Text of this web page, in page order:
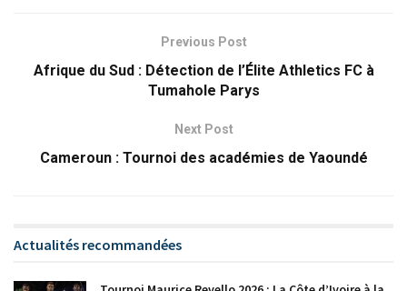
Previous Post
Afrique du Sud : Détection de l’Élite Athletics FC à
Tumahole Parys
Next Post
Cameroun : Tournoi des académies de Yaoundé
Actualités recommandées